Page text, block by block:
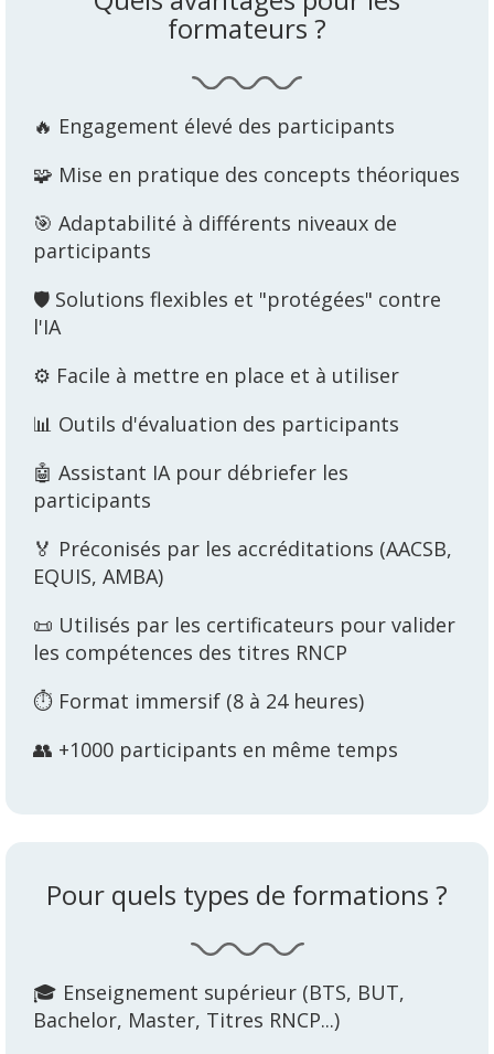
formateurs ?
🔥 Engagement élevé des participants
🧩 Mise en pratique des concepts théoriques
🎯 Adaptabilité à différents niveaux de
participants
🛡️ Solutions flexibles et "protégées" contre
l'IA
⚙️ Facile à mettre en place et à utiliser
📊 Outils d'évaluation des participants
🤖 Assistant IA pour débriefer les
participants
🏅 Préconisés par les accréditations (AACSB,
EQUIS, AMBA)
📜 Utilisés par les certificateurs pour valider
les compétences des titres RNCP
⏱️ Format immersif (8 à 24 heures)
👥 +1000 participants en même temps
Pour quels types de formations ?
🎓 Enseignement supérieur (BTS, BUT,
Bachelor, Master, Titres RNCP...)